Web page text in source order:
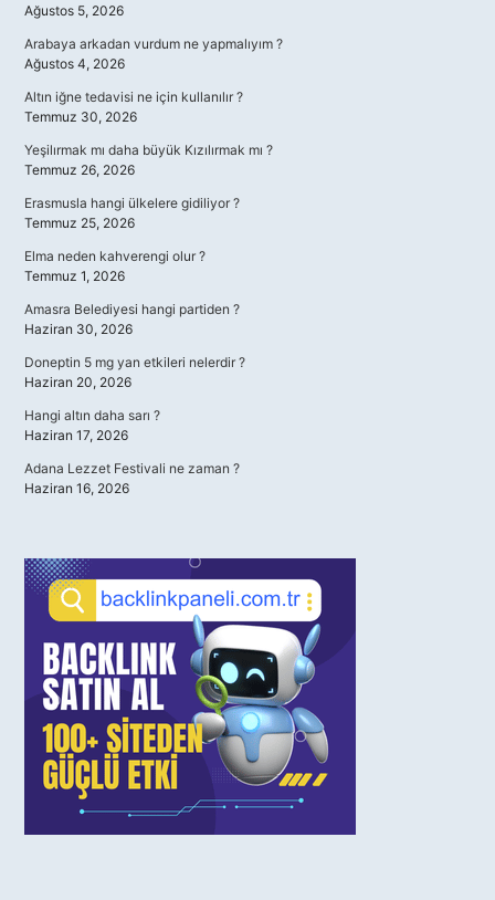
Ağustos 5, 2026
Arabaya arkadan vurdum ne yapmalıyım ?
Ağustos 4, 2026
Altın iğne tedavisi ne için kullanılır ?
Temmuz 30, 2026
Yeşilırmak mı daha büyük Kızılırmak mı ?
Temmuz 26, 2026
Erasmusla hangi ülkelere gidiliyor ?
Temmuz 25, 2026
Elma neden kahverengi olur ?
Temmuz 1, 2026
Amasra Belediyesi hangi partiden ?
Haziran 30, 2026
Doneptin 5 mg yan etkileri nelerdir ?
Haziran 20, 2026
Hangi altın daha sarı ?
Haziran 17, 2026
Adana Lezzet Festivali ne zaman ?
Haziran 16, 2026